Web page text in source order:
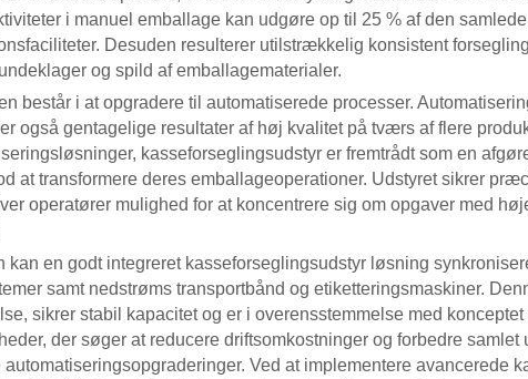
i manuel emballage kan udgøre op til 25 % af den
Desuden resulterer utilstrækkelig konsistent
og spild af emballagematerialer.
består i at opgradere til automatiserede processer.
også gentagelige resultater af høj kvalitet på tværs af flere
kasseforseglingsudstyr er fremtrådt som en
at transformere deres emballageoperationer. Udstyret sikrer
operatører mulighed for at koncentrere sig om opgaver med
kan en godt integreret kasseforseglingsudstyr løsning
samt nedstrøms transportbånd og etiketteringsmaskiner.
sikrer stabil kapacitet og er i overensstemmelse med
der søger at reducere driftsomkostninger og forbedre samlet
automatiseringsopgraderinger. Ved at implementere avancerede